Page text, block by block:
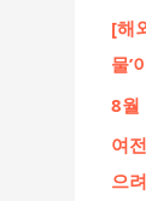
[해
물’
8월
여
으